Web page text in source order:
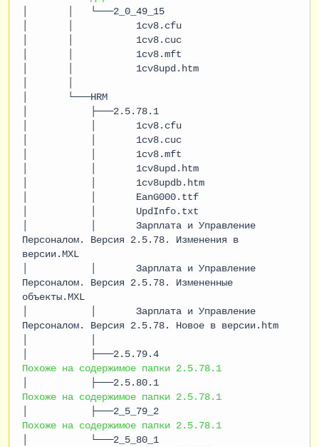
│ │ └───2_0_49_15
│ │ 1cv8.cfu
│ │ 1cv8.cuc
│ │ 1cv8.mft
│ │ 1cv8upd.htm
│ └───HRM
│ ├───2.5.78.1
│ │ 1cv8.cfu
│ │ 1cv8.cuc
│ │ 1cv8.mft
│ │ 1cv8upd.htm
│ │ 1cv8updb.htm
│ │ EanG000.ttf
│ │ UpdInfo.txt
│ │ Зарплата и Управление
Персоналом. Версия 2.5.78. Изменения в
версии.MXL
│ │ Зарплата и Управление
Персоналом. Версия 2.5.78. Измененные
объекты.MXL
│ │ Зарплата и Управление
Персоналом. Версия 2.5.78. Новое в версии.htm
│ ├───2.5.79.4
Похоже на содержимое папки 2.5.78.1
│ ├───2.5.80.1
Похоже на содержимое папки 2.5.78.1
│ ├───2_5_79_2
Похоже на содержимое папки 2.5.78.1
│ └───2_5_80_1